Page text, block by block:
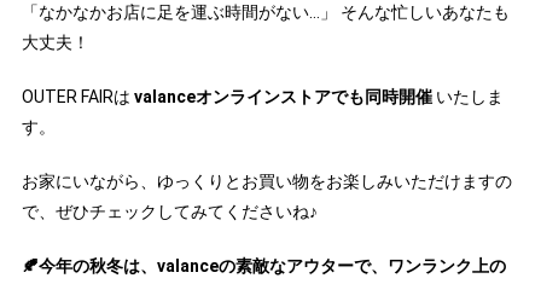
「なかなかお店に足を運ぶ時間がない…」 そんな忙しいあなたも
大丈夫！
OUTER FAIRは valanceオンラインストアでも同時開催 いたしま
す。
お家にいながら、ゆっくりとお買い物をお楽しみいただけますの
で、ぜひチェックしてみてくださいね♪
🍂今年の秋冬は、valanceの素敵なアウターで、ワンランク上の